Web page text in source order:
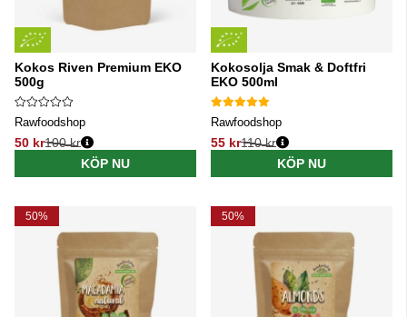
Kokos Riven Premium EKO
500g
Rawfoodshop
50 kr
Ordinarie pris:
100 kr
KÖP NU
Kokosolja Smak & Doftfri
EKO 500ml
Rawfoodshop
55 kr
Ordinarie pris:
110 kr
KÖP NU
50% 50%